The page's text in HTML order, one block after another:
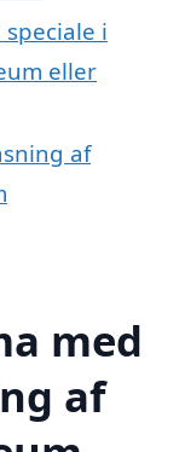
i
eller
af
med
af